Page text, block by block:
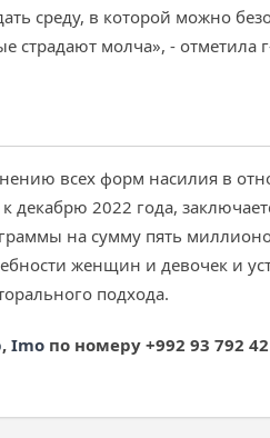
среду, в которой можно
страдают молча», - отметила
всех форм насилия в
декабрю 2022 года,
на сумму пять
женщин и девочек и
подхода.
, Imo по номеру +992 93 792